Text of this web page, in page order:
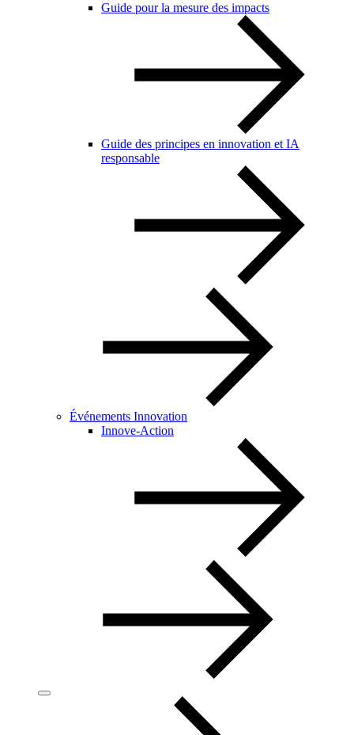
Guide pour la mesure des impacts
Guide des principes en innovation et IA
responsable
Événements Innovation
Innove-Action